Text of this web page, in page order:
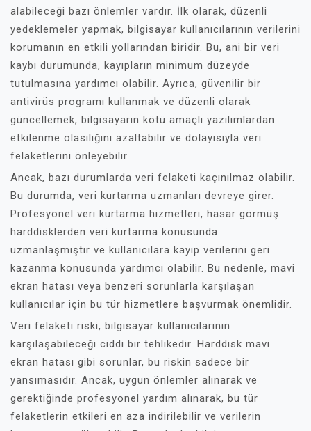
alabileceği bazı önlemler vardır. İlk olarak, düzenli
yedeklemeler yapmak, bilgisayar kullanıcılarının verilerini
korumanın en etkili yollarından biridir. Bu, ani bir veri
kaybı durumunda, kayıpların minimum düzeyde
tutulmasına yardımcı olabilir. Ayrıca, güvenilir bir
antivirüs programı kullanmak ve düzenli olarak
güncellemek, bilgisayarın kötü amaçlı yazılımlardan
etkilenme olasılığını azaltabilir ve dolayısıyla veri
felaketlerini önleyebilir.
Ancak, bazı durumlarda veri felaketi kaçınılmaz olabilir.
Bu durumda, veri kurtarma uzmanları devreye girer.
Profesyonel veri kurtarma hizmetleri, hasar görmüş
harddisklerden veri kurtarma konusunda
uzmanlaşmıştır ve kullanıcılara kayıp verilerini geri
kazanma konusunda yardımcı olabilir. Bu nedenle, mavi
ekran hatası veya benzeri sorunlarla karşılaşan
kullanıcılar için bu tür hizmetlere başvurmak önemlidir.
Veri felaketi riski, bilgisayar kullanıcılarının
karşılaşabileceği ciddi bir tehlikedir. Harddisk mavi
ekran hatası gibi sorunlar, bu riskin sadece bir
yansımasıdır. Ancak, uygun önlemler alınarak ve
gerektiğinde profesyonel yardım alınarak, bu tür
felaketlerin etkileri en aza indirilebilir ve verilerin